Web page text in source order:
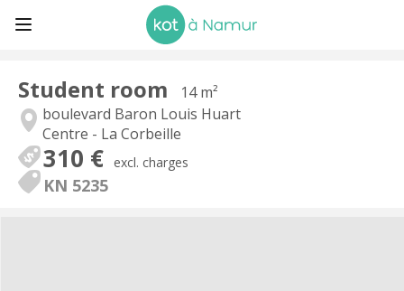
Student room
14 m²
boulevard Baron Louis Huart
Centre - La Corbeille
310 € excl. charges
KN 5235